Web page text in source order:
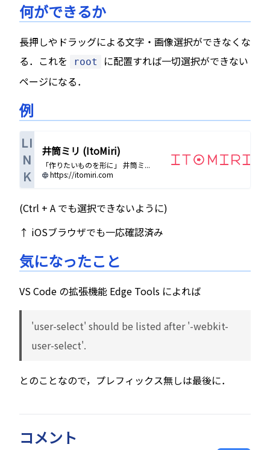
何ができるか
長押しやドラッグによる文字・画像選択ができなくな
る．これを
root
に配置すれば一切選択ができない
ページになる．
例
LI
N
K
井筒ミリ (ItoMiri)
「作りたいものを形に」 井筒ミ...
https://itomiri.com
(Ctrl + A でも選択できないように)
↑ iOSブラウザでも一応確認済み
気になったこと
VS Code の拡張機能 Edge Tools によれば
'user-select' should be listed after '-webkit-
user-select'.
とのことなので，プレフィックス無しは最後に．
コメント